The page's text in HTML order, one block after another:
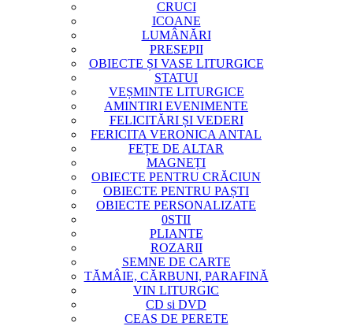
CRUCI
ICOANE
LUMÂNĂRI
PRESEPII
OBIECTE ȘI VASE LITURGICE
STATUI
VEȘMINTE LITURGICE
AMINTIRI EVENIMENTE
FELICITĂRI ȘI VEDERI
FERICITA VERONICA ANTAL
FEȚE DE ALTAR
MAGNEȚI
OBIECTE PENTRU CRĂCIUN
OBIECTE PENTRU PAȘTI
OBIECTE PERSONALIZATE
0STII
PLIANTE
ROZARII
SEMNE DE CARTE
TĂMÂIE, CĂRBUNI, PARAFINĂ
VIN LITURGIC
CD si DVD
CEAS DE PERETE